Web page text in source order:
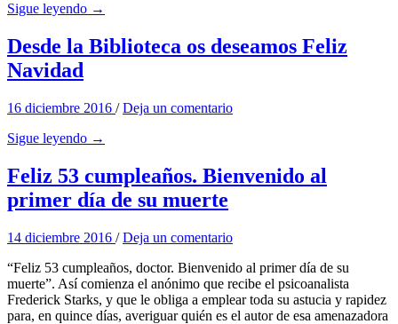
Sigue leyendo →
Desde la Biblioteca os deseamos Feliz
Navidad
16 diciembre 2016 /Deja un comentario
Sigue leyendo →
Feliz 53 cumpleaños. Bienvenido al
primer día de su muerte
14 diciembre 2016 /Deja un comentario
“Feliz 53 cumpleaños, doctor. Bienvenido al primer día de su
muerte”. Así comienza el anónimo que recibe el psicoanalista
Frederick Starks, y que le obliga a emplear toda su astucia y rapidez
para, en quince días, averiguar quién es el autor de esa amenazadora